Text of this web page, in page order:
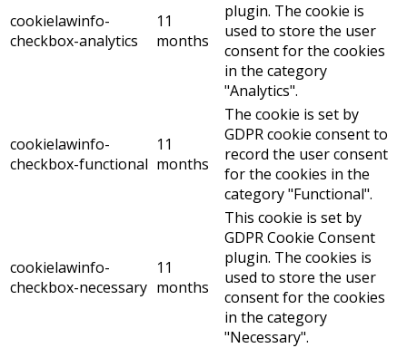
cookielawinfo-
checkbox-analytics
11
months
plugin. The cookie is
used to store the user
consent for the cookies
in the category
"Analytics".
cookielawinfo-
checkbox-functional
11
months
The cookie is set by
GDPR cookie consent to
record the user consent
for the cookies in the
category "Functional".
cookielawinfo-
checkbox-necessary
11
months
This cookie is set by
GDPR Cookie Consent
plugin. The cookies is
used to store the user
consent for the cookies
in the category
"Necessary".